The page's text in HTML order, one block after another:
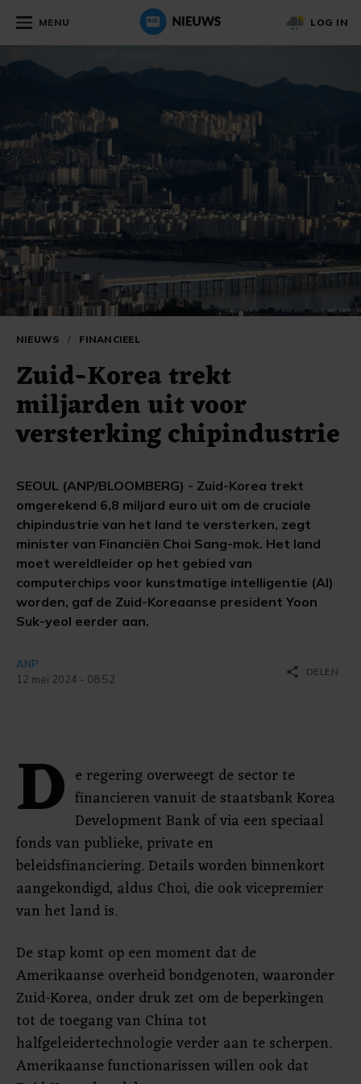
MENU LOG IN
NIEUWS / FINANCIEEL
Zuid-Korea trekt
miljarden uit voor
versterking chipindustrie
SEOUL (ANP/BLOOMBERG) - Zuid-Korea trekt
omgerekend 6,8 miljard euro uit om de cruciale
chipindustrie van het land te versterken, zegt
minister van Financiën Choi Sang-mok. Het land
moet wereldleider op het gebied van
computerchips voor kunstmatige intelligentie (AI)
worden, gaf de Zuid-Koreaanse president Yoon
Suk-yeol eerder aan.
ANP
12 mei 2024 - 08:52
share DELEN
D e regering overweegt de sector te
financieren vanuit de staatsbank Korea
Development Bank of via een speciaal
fonds van publieke, private en
beleidsfinanciering. Details worden binnenkort
aangekondigd, aldus Choi, die ook vicepremier
van het land is.
De stap komt op een moment dat de
Amerikaanse overheid bondgenoten, waaronder
Zuid-Korea, onder druk zet om de beperkingen
tot de toegang van China tot
halfgeleidertechnologie verder aan te scherpen.
Amerikaanse functionarissen willen ook dat